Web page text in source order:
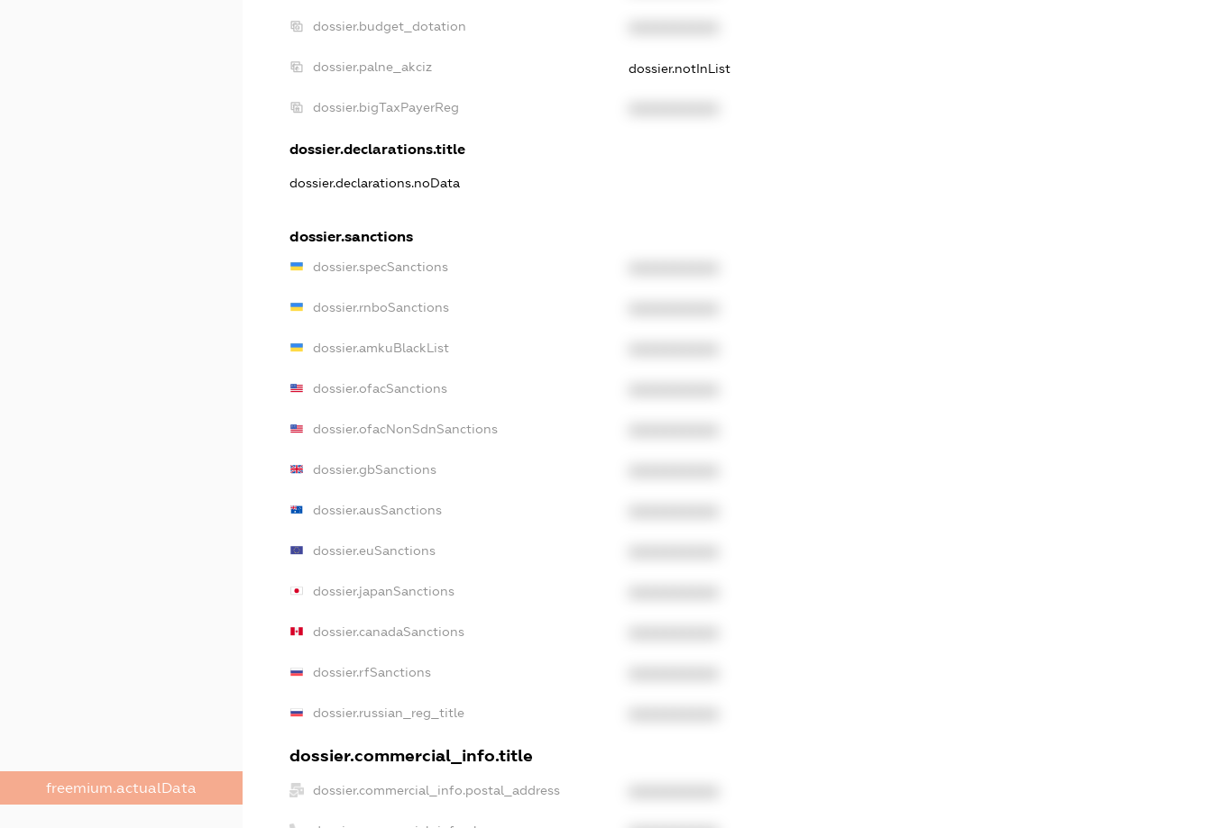
freemium.actualData
dossier.budget_dotation
dossier.palne_akciz dossier.notInList
dossier.bigTaxPayerReg
dossier.declarations.title
dossier.declarations.noData
dossier.sanctions
dossier.specSanctions
dossier.rnboSanctions
dossier.amkuBlackList
dossier.ofacSanctions
dossier.ofacNonSdnSanctions
dossier.gbSanctions
dossier.ausSanctions
dossier.euSanctions
dossier.japanSanctions
dossier.canadaSanctions
dossier.rfSanctions
dossier.russian_reg_title
dossier.commercial_info.title
dossier.commercial_info.postal_address